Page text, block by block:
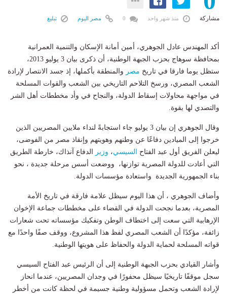
مشاركة منذ شهر واحد مصر اليوم تبليغ
أكد المهندس عادل الجوهري، أمين أمانة الإسكان والتنمية العمرانية
بمحافظة سوهاج بحزب الجبهة الوطنية، أن ذكرى بيان 3 يوليو 2013،
ستظل يوما فارقا في تاريخ مصر والمنطقة بأكملها، إذ جسد الانتصار لإرادة
الشعب المصري، ورسخ التلاحم التاريخي بين الشعب والقوات المسلحة
في مواجهة محاولات إسقاط الدولة، والنجاح في وأد مخططات أهل الشر
والتصدي لها بقوة.
وقال الجوهري إن بيان 3 يوليو جاء استجابةً لنداء ملايين المصريين الذين
خرجوا إلى الميادين دفاعًا عن وطنهم وهويتهم وإنقاذ مصر من الفوضى،
ليعلن الفريق أول عبد الفتاح
السيسي، وزير
الدفاع آنذاك، خارطة الطريق
التي أعادت للدولة المصرية توازنها، ووضعت أسس مرحلة جديدة ، نحو
بناء الجمهورية الجديدة واستعادة مؤسسات الدولة.
وأضاف الجوهري ، أن هذا اليوم سيظل علامة فارقة في تاريخ الأمة
المصرية، بعدما نجحت الدولة في القضاء على مخططات جماعة الإخوان
الإرهابية التي سعت إلى اختطاف الوطن وتفكيك مؤسساته تحت شعارات
زائفة، مؤكدًا أن الشعب المصري لفظ هذا المشروع، ووقف صفًا واحدًا مع
قواته المسلحة لحماية الدولة والحفاظ على هويتها الوطنية.
وأشار القيادي بحزب الجبهة الوطنية إلى أن الرئيس عبد الفتاح السيسي
سجل موقفًا تاريخيًا سيظل محفورًا في وجدان المصريين، عندما انحاز
لإرادة الشعب وتحمل مسؤولية وطنية جسيمة في لحظة كانت من أخطر